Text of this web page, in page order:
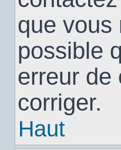
que vous
possible
erreur de
corriger.
Haut